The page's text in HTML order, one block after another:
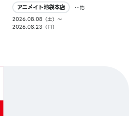
アニメイト池袋本店
…他
2026.08.08（土）〜
2026.08.23（日）